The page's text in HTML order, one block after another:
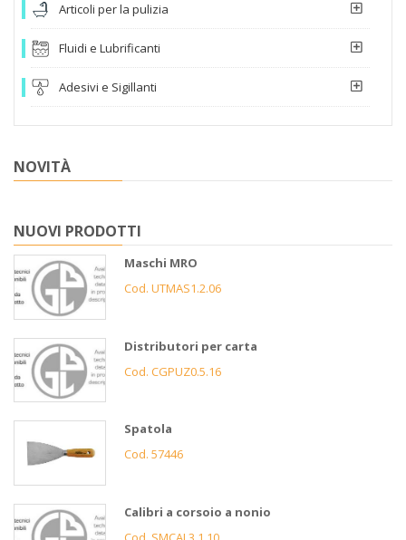
Articoli per la pulizia
Fluidi e Lubrificanti
Adesivi e Sigillanti
NOVITÀ
NUOVI PRODOTTI
Maschi MRO
Cod. UTMAS1.2.06
Distributori per carta
Cod. CGPUZ0.5.16
Spatola
Cod. 57446
Calibri a corsoio a nonio